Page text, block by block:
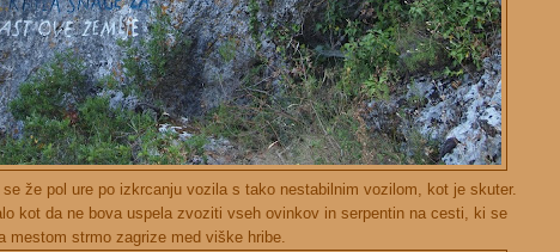
že pol ure po izkrcanju vozila s tako nestabilnim vozilom, kot je skuter.
kot da ne bova uspela zvoziti vseh ovinkov in serpentin na cesti, ki se
mestom strmo zagrize med viške hribe.